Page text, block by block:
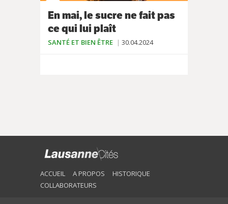
En mai, le sucre ne fait pas
ce qui lui plaît
SANTÉ ET BIEN ÊTRE 30.04.2024
ACCUEIL A PROPOS
HISTORIQUE
COLLABORATEURS